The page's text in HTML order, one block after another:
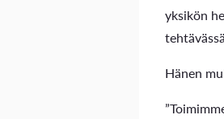
yksikön
Hänen